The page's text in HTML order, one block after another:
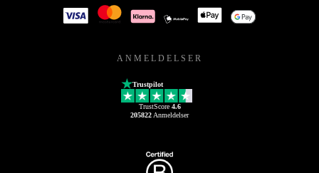
ANMELDELSER
Trustpilot
TrustScore 4.6
205822 Anmeldelser